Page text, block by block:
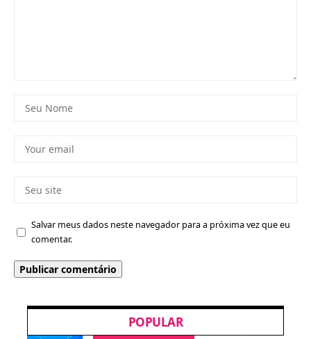
Salvar meus dados neste navegador para a próxima vez que eu
comentar.
POPULAR